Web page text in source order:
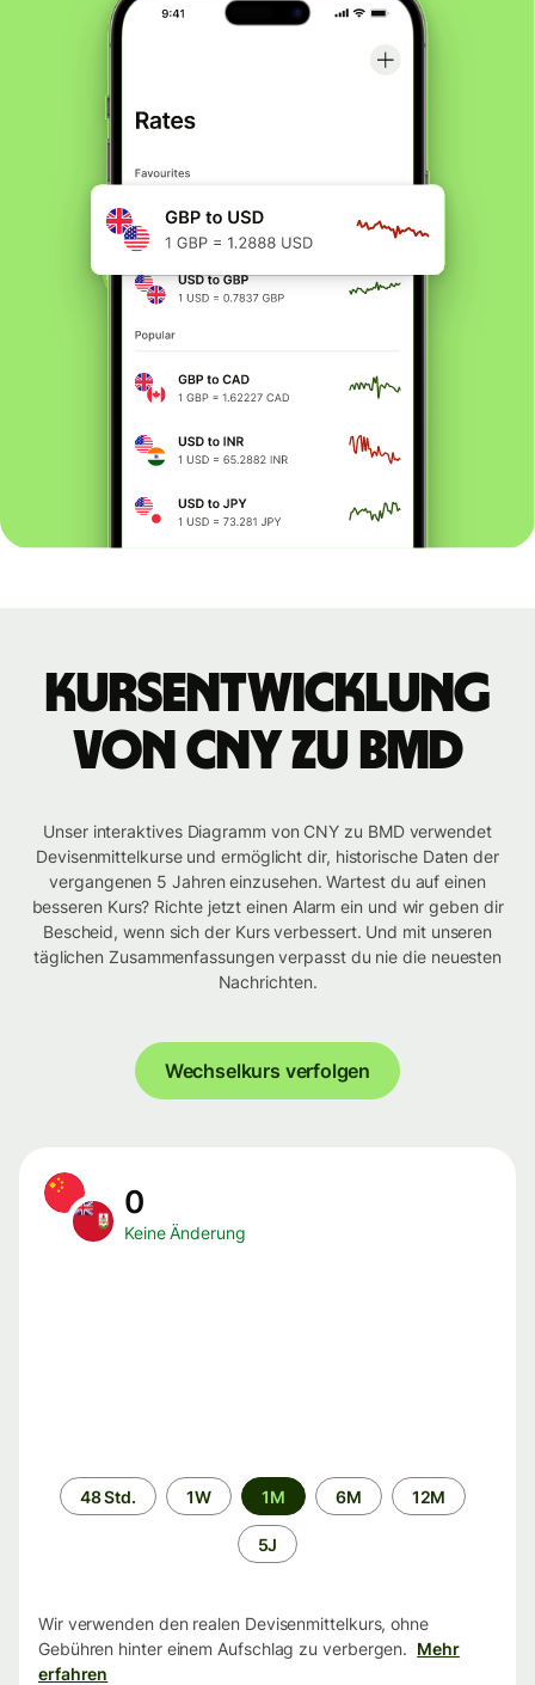
Kursentwicklung
von CNY zu BMD
Unser interaktives Diagramm von CNY zu BMD verwendet
Devisenmittelkurse und ermöglicht dir, historische Daten der
vergangenen 5 Jahren einzusehen. Wartest du auf einen
besseren Kurs? Richte jetzt einen Alarm ein und wir geben dir
Bescheid, wenn sich der Kurs verbessert. Und mit unseren
täglichen Zusammenfassungen verpasst du nie die neuesten
Nachrichten.
Wechselkurs verfolgen
0
Keine Änderung
Zeitraum
48 Std. 1W 1M 6M 12M
5J
Wir verwenden den realen Devisenmittelkurs, ohne
Gebühren hinter einem Aufschlag zu verbergen. Mehr
erfahren